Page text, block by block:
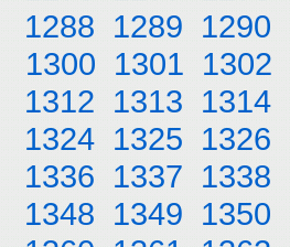
1288 1289 1290
1300 1301 1302
1312 1313 1314
1324 1325 1326
1336 1337 1338
1348 1349 1350